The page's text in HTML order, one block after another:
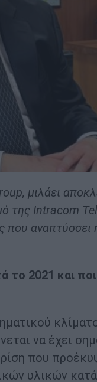
μιλάει
της Intracom
αναπτύσσει
το 2021 και
να έχει
που
υλικών κατά